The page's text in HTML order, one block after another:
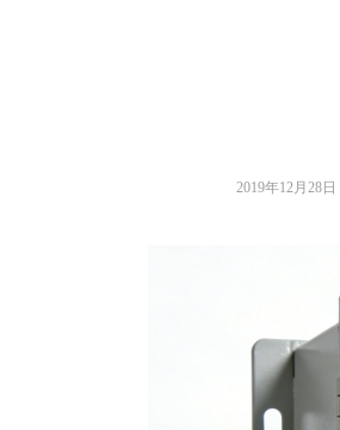
2019年12月28日